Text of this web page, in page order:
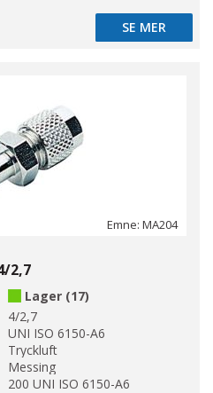
SE MER
SE MER
Emne: MA204
2,7
Lager (17)
4/2,7
UNI ISO 6150-A6
Tryckluft
Messing
200 UNI ISO 6150-A6